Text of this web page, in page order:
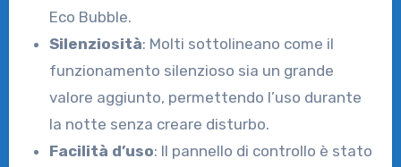
Eco Bubble.
Silenziosità: Molti sottolineano come il
funzionamento silenzioso sia un grande
valore aggiunto, permettendo l’uso durante
la notte senza creare disturbo.
Facilità d’uso: Il pannello di controllo è stato